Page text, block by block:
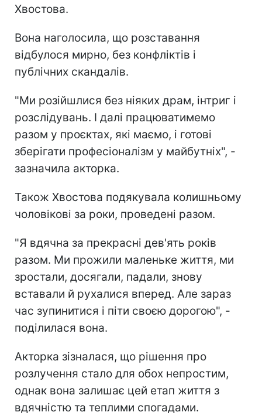
Хвостова.
Вона наголосила, що розставання
відбулося мирно, без конфліктів і
публічних скандалів.
"Ми розійшлися без ніяких драм, інтриг і
розслідувань. І далі працюватимемо
разом у проєктах, які маємо, і готові
зберігати професіоналізм у майбутніх", -
зазначила акторка.
Також Хвостова подякувала колишньому
чоловікові за роки, проведені разом.
"Я вдячна за прекрасні дев'ять років
разом. Ми прожили маленьке життя, ми
зростали, досягали, падали, знову
вставали й рухалися вперед. Але зараз
час зупинитися і піти своєю дорогою", -
поділилася вона.
Акторка зізналася, що рішення про
розлучення стало для обох непростим,
однак вона залишає цей етап життя з
вдячністю та теплими спогадами.